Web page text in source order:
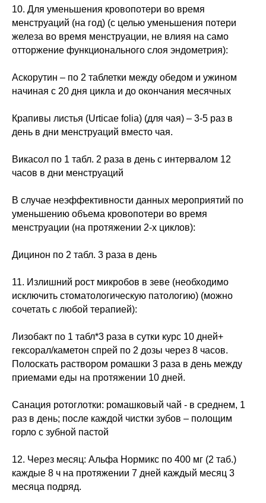
10. Для уменьшения кровопотери во время
менструаций (на год) (с целью уменьшения потери
железа во время менструации, не влияя на само
отторжение функционального слоя эндометрия):
Аскорутин – по 2 таблетки между обедом и ужином
начиная с 20 дня цикла и до окончания месячных
Крапивы листья (Urticae folia) (для чая) – 3-5 раз в
день в дни менструаций вместо чая.
Викасол по 1 табл. 2 раза в день с интервалом 12
часов в дни менструаций
В случае неэффективности данных мероприятий по
уменьшению объема кровопотери во время
менструации (на протяжении 2-х циклов):
Дицинон по 2 табл. 3 раза в день
11. Излишний рост микробов в зеве (необходимо
исключить стоматологическую патологию) (можно
сочетать с любой терапией):
Лизобакт по 1 табл*3 раза в сутки курс 10 дней+
гексорал/каметон спрей по 2 дозы через 8 часов.
Полоскать раствором ромашки 3 раза в день между
приемами еды на протяжении 10 дней.
Санация ротоглотки: ромашковый чай - в среднем, 1
раз в день; после каждой чистки зубов – полощим
горло с зубной пастой
12. Через месяц: Альфа Нормикс по 400 мг (2 таб.)
каждые 8 ч на протяжении 7 дней каждый месяц 3
месяца подряд.